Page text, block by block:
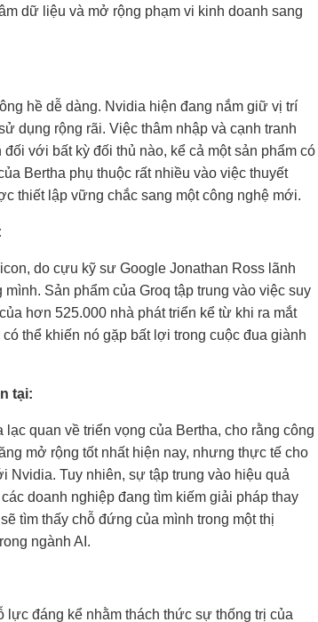
dữ liệu và mở rộng phạm vi kinh doanh sang
hề dễ dàng. Nvidia hiện đang nắm giữ vị trí
dụng rộng rãi. Việc thâm nhập và cạnh tranh
với bất kỳ đối thủ nào, kể cả một sản phẩm có
Bertha phụ thuộc rất nhiều vào việc thuyết
thiết lập vững chắc sang một công nghệ mới.
do cựu kỹ sư Google Jonathan Ross lãnh
Sản phẩm của Groq tập trung vào việc suy
hơn 525.000 nhà phát triển kể từ khi ra mắt
thể khiến nó gặp bất lợi trong cuộc đua giành
tại:
quan về triển vọng của Bertha, cho rằng công
mở rộng tốt nhất hiện nay, nhưng thực tế cho
Nvidia. Tuy nhiên, sự tập trung vào hiệu quả
doanh nghiệp đang tìm kiếm giải pháp thay
tìm thấy chỗ đứng của mình trong một thị
ngành AI.
lực đáng kể nhằm thách thức sự thống trị của